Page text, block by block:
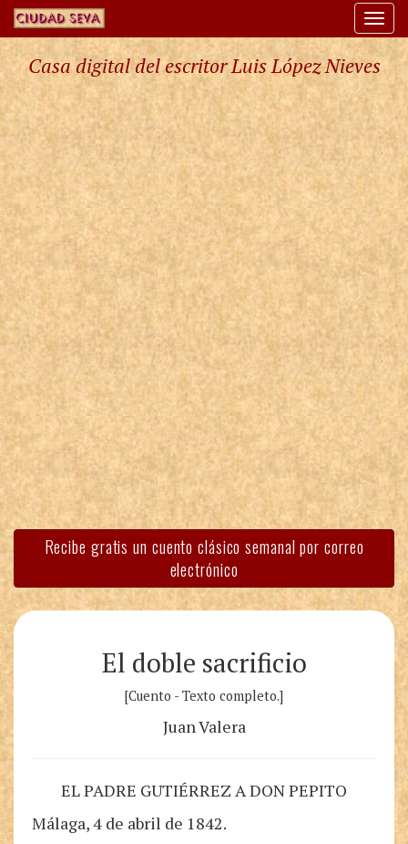
Casa digital del escritor Luis López Nieves
Recibe gratis un cuento clásico semanal por correo
electrónico
El doble sacrificio
[Cuento - Texto completo.]
Juan Valera
EL PADRE GUTIÉRREZ A DON PEPITO
Málaga, 4 de abril de 1842.